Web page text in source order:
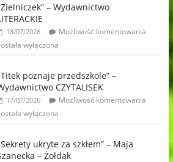
– Wydawnictwo
18/07/2026
Możliwość komentowania
wyłączona
poznaje przedszkole” –
CZYTALISEK
17/07/2026
Możliwość komentowania
wyłączona
ukryte za szkłem” – Maja
– Żołdak